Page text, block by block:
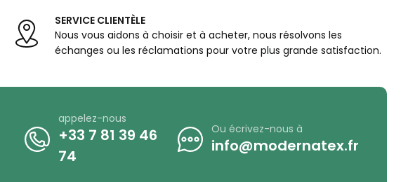
SERVICE CLIENTÈLE
Nous vous aidons à choisir et à acheter, nous résolvons les
échanges ou les réclamations pour votre plus grande satisfaction.
appelez-nous
+33 7 81 39 46
74
Ou écrivez-nous à
info@modernatex.fr